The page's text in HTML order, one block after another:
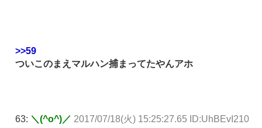
>>59
ついこのまえマルハン捕まってたやんアホ
63: ＼(^o^)／ 2017/07/18(火) 15:25:27.65 ID:UhBEvI210